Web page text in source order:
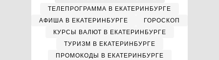
ТЕЛЕПРОГРАММА В ЕКАТЕРИНБУРГЕ
АФИША В ЕКАТЕРИНБУРГЕ
ГОРОСКОП
КУРСЫ ВАЛЮТ В ЕКАТЕРИНБУРГЕ
ТУРИЗМ В ЕКАТЕРИНБУРГЕ
ПРОМОКОДЫ В ЕКАТЕРИНБУРГЕ